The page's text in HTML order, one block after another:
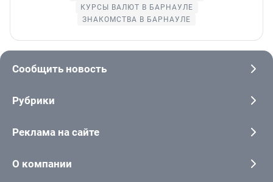
КУРСЫ ВАЛЮТ В БАРНАУЛЕ
ЗНАКОМСТВА В БАРНАУЛЕ
Сообщить новость
Рубрики
Реклама на сайте
О компании